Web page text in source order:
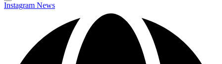
Instagram News